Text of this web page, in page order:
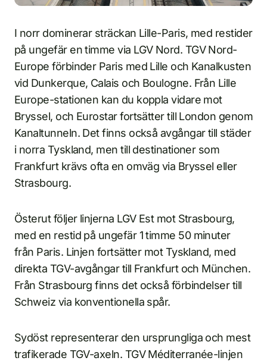
I norr dominerar sträckan Lille-Paris, med restider
på ungefär en timme via LGV Nord. TGV Nord-
Europe förbinder Paris med Lille och Kanalkusten
vid Dunkerque, Calais och Boulogne. Från Lille
Europe-stationen kan du koppla vidare mot
Bryssel, och Eurostar fortsätter till London genom
Kanaltunneln. Det finns också avgångar till städer
i norra Tyskland, men till destinationer som
Frankfurt krävs ofta en omväg via Bryssel eller
Strasbourg.
Österut följer linjerna LGV Est mot Strasbourg,
med en restid på ungefär 1 timme 50 minuter
från Paris. Linjen fortsätter mot Tyskland, med
direkta TGV-avgångar till Frankfurt och München.
Från Strasbourg finns det också förbindelser till
Schweiz via konventionella spår.
Sydöst representerar den ursprungliga och mest
trafikerade TGV-axeln. TGV Méditerranée-linjen